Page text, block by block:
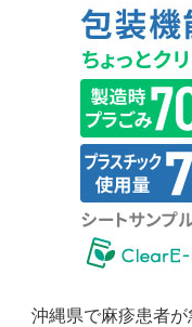
沖縄県で麻疹患者が